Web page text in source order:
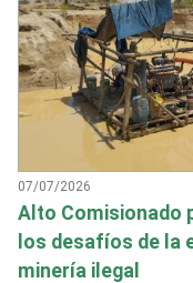
07/07/2026
Alto Comisionado
los desafíos de la
minería ilegal